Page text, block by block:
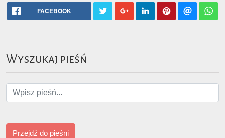
FACEBOOK
Wyszukaj pieśń
Przejdź do pieśni